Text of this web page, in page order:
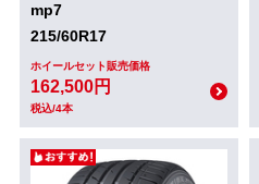
mp7
215/60R17
ホイールセット販売価格
162,500円
税込/4本